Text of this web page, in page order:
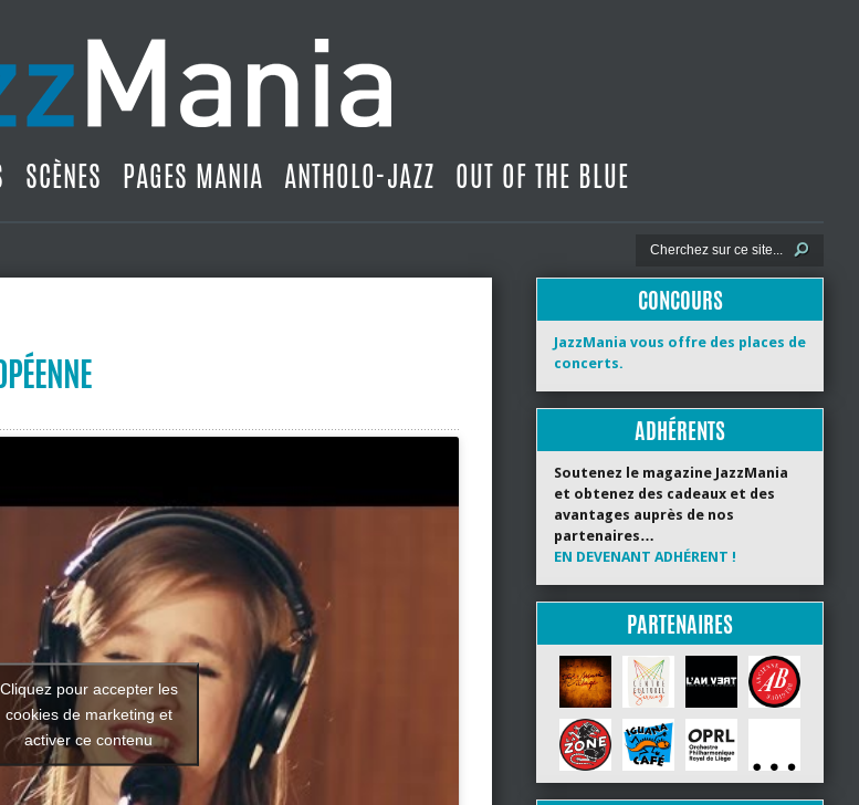
SCÈNES PAGES MANIA ANTHOLO-JAZZ OUT OF THE BLUE
Cliquez pour accepter les
cookies de marketing et
activer ce contenu
CONCOURS
JazzMania vous offre des places de
concerts.
ADHÉRENTS
Soutenez le magazine JazzMania
et obtenez des cadeaux et des
avantages auprès de nos
partenaires…
EN DEVENANT ADHÉRENT !
PARTENAIRES